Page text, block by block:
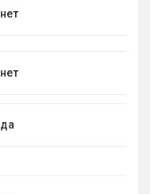
нет
нет
да